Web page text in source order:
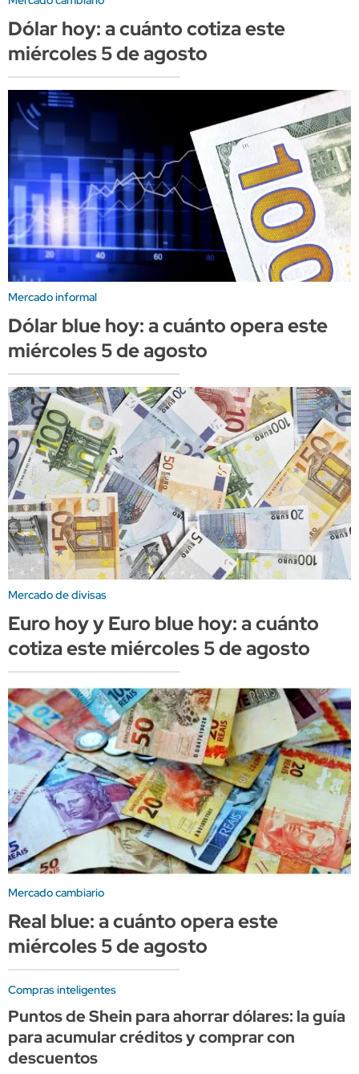
Dólar hoy: a cuánto cotiza este
miércoles 5 de agosto
Mercado informal
Dólar blue hoy: a cuánto opera este
miércoles 5 de agosto
Mercado de divisas
Euro hoy y Euro blue hoy: a cuánto
cotiza este miércoles 5 de agosto
Mercado cambiario
Real blue: a cuánto opera este
miércoles 5 de agosto
Compras inteligentes
Puntos de Shein para ahorrar dólares: la guía
para acumular créditos y comprar con
descuentos